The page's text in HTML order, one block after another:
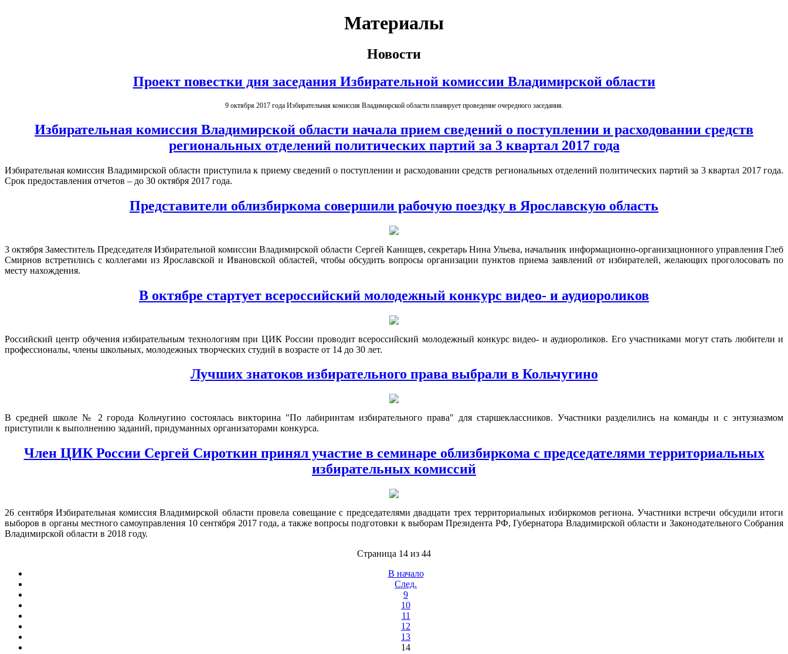
Материалы
Новости
Проект повестки дня заседания Избирательной комиссии Владимирской области
9 октября 2017 года Избирательная комиссия Владимирской области планирует проведение очередного заседания.
Избирательная комиссия Владимирской области начала прием сведений о поступлении и расходовании средств
региональных отделений политических партий за 3 квартал 2017 года
Избирательная комиссия Владимирской области приступила к приему сведений о поступлении и расходовании средств региональных отделений политических партий за 3 квартал 2017 года.
Срок предоставления отчетов – до 30 октября 2017 года.
Представители облизбиркома совершили рабочую поездку в Ярославскую область
3 октября Заместитель Председателя Избирательной комиссии Владимирской области Сергей Канищев, секретарь Нина Ульева, начальник информационно-организационного управления Глеб
Смирнов встретились с коллегами из Ярославской и Ивановской областей, чтобы обсудить вопросы организации пунктов приема заявлений от избирателей, желающих проголосовать по
месту нахождения.
В октябре стартует всероссийский молодежный конкурс видео- и аудиороликов
Российский центр обучения избирательным технологиям при ЦИК России проводит всероссийский молодежный конкурс видео- и аудиороликов. Его участниками могут стать любители и
профессионалы, члены школьных, молодежных творческих студий в возрасте от 14 до 30 лет.
Лучших знатоков избирательного права выбрали в Кольчугино
В средней школе № 2 города Кольчугино состоялась викторина "По лабиринтам избирательного права" для старшеклассников. Участники разделились на команды и с энтузиазмом
приступили к выполнению заданий, придуманных организаторами конкурса.
Член ЦИК России Сергей Сироткин принял участие в семинаре облизбиркома с председателями территориальных
избирательных комиссий
26 сентября Избирательная комиссия Владимирской области провела совещание с председателями двадцати трех территориальных избиркомов региона. Участники встречи обсудили итоги
выборов в органы местного самоуправления 10 сентября 2017 года, а также вопросы подготовки к выборам Президента РФ, Губернатора Владимирской области и Законодательного Собрания
Владимирской области в 2018 году.
Страница 14 из 44
В начало
След.
9
10
11
12
13
14